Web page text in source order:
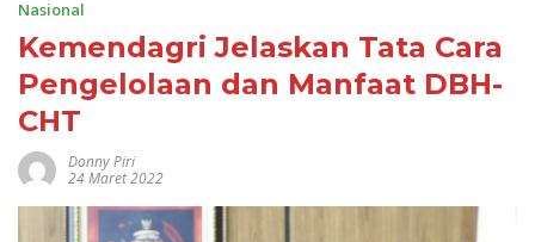
Nasional
Kemendagri Jelaskan Tata Cara
Pengelolaan dan Manfaat DBH-
CHT
Donny Piri
24 Maret 2022